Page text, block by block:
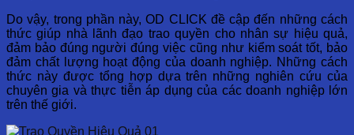
Do vậy, trong phần này, OD CLICK đề cập đến những cách
thức giúp nhà lãnh đạo trao quyền cho nhân sự hiệu quả,
đảm bảo đúng người đúng việc cũng như kiểm soát tốt, bảo
đảm chất lượng hoạt động của doanh nghiệp. Những cách
thức này được tổng hợp dựa trên những nghiên cứu của
chuyên gia và thực tiễn áp dụng của các doanh nghiệp lớn
trên thế giới.